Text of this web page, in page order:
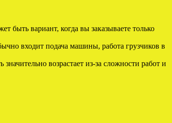
быть вариант, когда вы заказываете только
входит подача машины, работа грузчиков в
возрастает из-за сложности работ и